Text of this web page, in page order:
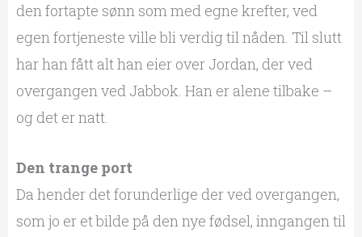
den fortapte sønn som med egne krefter, ved
egen fortjeneste ville bli verdig til nåden. Til slutt
har han fått alt han eier over Jordan, der ved
overgangen ved Jabbok. Han er alene tilbake –
og det er natt.
Den trange port
Da hender det forunderlige der ved overgangen,
som jo er et bilde på den nye fødsel, inngangen til